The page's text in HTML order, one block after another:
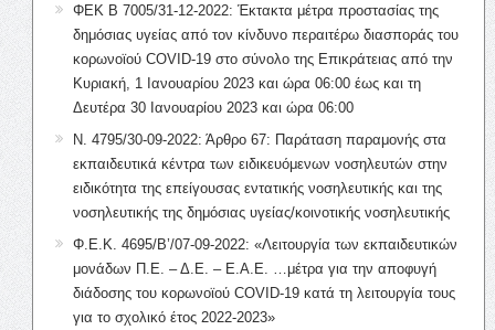
ΦΕΚ Β 7005/31-12-2022: Έκτακτα μέτρα προστασίας της
δημόσιας υγείας από τον κίνδυνο περαιτέρω διασποράς του
κορωνοϊού COVID-19 στο σύνολο της Επικράτειας από την
Κυριακή, 1 Ιανουαρίου 2023 και ώρα 06:00 έως και τη
Δευτέρα 30 Ιανουαρίου 2023 και ώρα 06:00
Ν. 4795/30-09-2022: Άρθρο 67: Παράταση παραμονής στα
εκπαιδευτικά κέντρα των ειδικευόμενων νοσηλευτών στην
ειδικότητα της επείγουσας εντατικής νοσηλευτικής και της
νοσηλευτικής της δημόσιας υγείας/κοινοτικής νοσηλευτικής
Φ.Ε.Κ. 4695/Β’/07-09-2022: «Λειτουργία των εκπαιδευτικών
μονάδων Π.Ε. – Δ.Ε. – Ε.Α.Ε. …μέτρα για την αποφυγή
διάδοσης του κορωνοϊού COVID-19 κατά τη λειτουργία τους
για το σχολικό έτος 2022-2023»